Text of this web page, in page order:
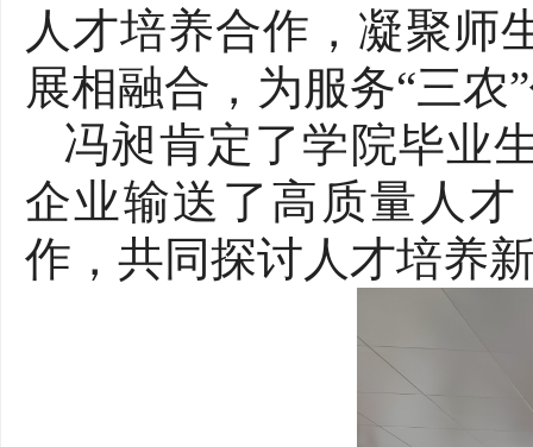
人才培养合作，凝聚师
展相融合，为服务“三农
冯昶肯定了学院毕业
企业输送了高质量人
作，共同探讨人才培养